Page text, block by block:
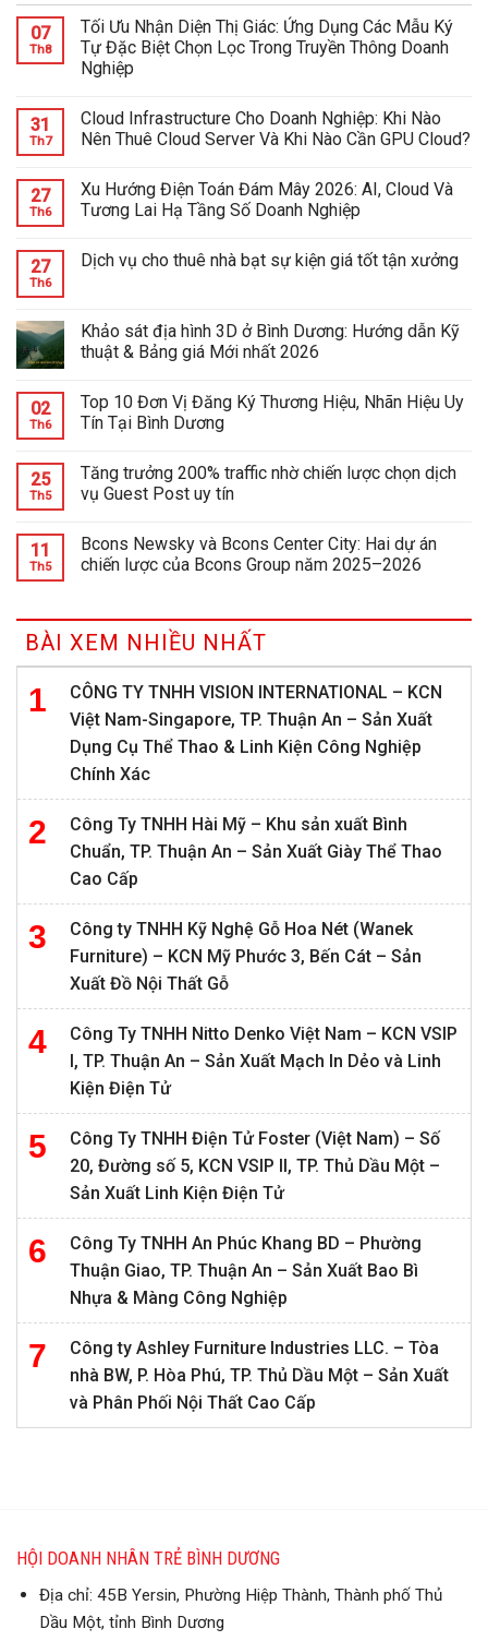
07
Th8
Tối Ưu Nhận Diện Thị Giác: Ứng Dụng Các Mẫu Ký
Tự Đặc Biệt Chọn Lọc Trong Truyền Thông Doanh
Nghiệp
31
Th7
Cloud Infrastructure Cho Doanh Nghiệp: Khi Nào
Nên Thuê Cloud Server Và Khi Nào Cần GPU Cloud?
27
Th6
Xu Hướng Điện Toán Đám Mây 2026: AI, Cloud Và
Tương Lai Hạ Tầng Số Doanh Nghiệp
27
Th6
Dịch vụ cho thuê nhà bạt sự kiện giá tốt tận xưởng
Khảo sát địa hình 3D ở Bình Dương: Hướng dẫn Kỹ
thuật & Bảng giá Mới nhất 2026
02
Th6
Top 10 Đơn Vị Đăng Ký Thương Hiệu, Nhãn Hiệu Uy
Tín Tại Bình Dương
25
Th5
Tăng trưởng 200% traffic nhờ chiến lược chọn dịch
vụ Guest Post uy tín
11
Th5
Bcons Newsky và Bcons Center City: Hai dự án
chiến lược của Bcons Group năm 2025–2026
BÀI XEM NHIỀU NHẤT
CÔNG TY TNHH VISION INTERNATIONAL – KCN
Việt Nam-Singapore, TP. Thuận An – Sản Xuất
Dụng Cụ Thể Thao & Linh Kiện Công Nghiệp
Chính Xác
Công Ty TNHH Hài Mỹ – Khu sản xuất Bình
Chuẩn, TP. Thuận An – Sản Xuất Giày Thể Thao
Cao Cấp
Công ty TNHH Kỹ Nghệ Gỗ Hoa Nét (Wanek
Furniture) – KCN Mỹ Phước 3, Bến Cát – Sản
Xuất Đồ Nội Thất Gỗ
Công Ty TNHH Nitto Denko Việt Nam – KCN VSIP
I, TP. Thuận An – Sản Xuất Mạch In Dẻo và Linh
Kiện Điện Tử
Công Ty TNHH Điện Tử Foster (Việt Nam) – Số
20, Đường số 5, KCN VSIP II, TP. Thủ Dầu Một –
Sản Xuất Linh Kiện Điện Tử
Công Ty TNHH An Phúc Khang BD – Phường
Thuận Giao, TP. Thuận An – Sản Xuất Bao Bì
Nhựa & Màng Công Nghiệp
Công ty Ashley Furniture Industries LLC. – Tòa
nhà BW, P. Hòa Phú, TP. Thủ Dầu Một – Sản Xuất
và Phân Phối Nội Thất Cao Cấp
HỘI DOANH NHÂN TRẺ BÌNH DƯƠNG
Địa chỉ: 45B Yersin, Phường Hiệp Thành, Thành phố Thủ
Dầu Một, tỉnh Bình Dương